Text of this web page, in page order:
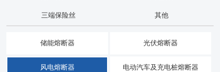
三端保险丝 其他
储能熔断器 光伏熔断器
风电熔断器 电动汽车及充电桩熔断器